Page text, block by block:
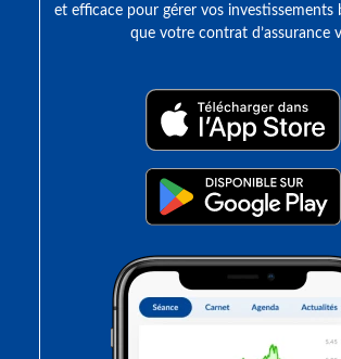
et efficace pour gérer vos investissements
que votre contrat d’assurance